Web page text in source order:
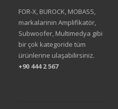
FOR-X, BUROCK, MOBASS,
markalarinin Amplifikatör,
Subwoofer, Multimedya gibi
bir çok kategoride tüm
ürünlerine ulaşabilirsiniz.
+90 444 2 567